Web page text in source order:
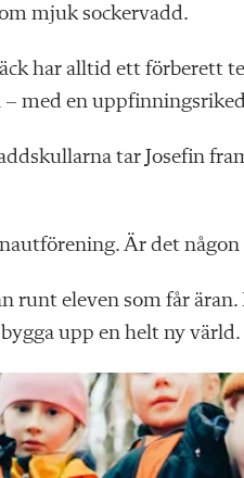
mjuk sockervadd.
har alltid ett förberett
med en
tar Josefin
Är det någon
runt eleven som får
upp en helt ny värld.